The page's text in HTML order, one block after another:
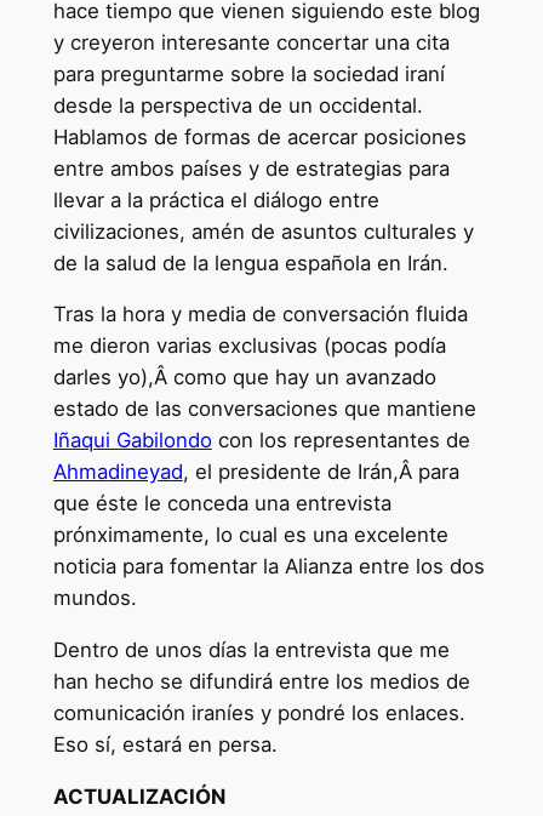
hace tiempo que vienen siguiendo este blog
y creyeron interesante concertar una cita
para preguntarme sobre la sociedad iraní
desde la perspectiva de un occidental.
Hablamos de formas de acercar posiciones
entre ambos países y de estrategias para
llevar a la práctica el diálogo entre
civilizaciones, amén de asuntos culturales y
de la salud de la lengua española en Irán.
Tras la hora y media de conversación fluida
me dieron varias exclusivas (pocas podía
darles yo),Â como que hay un avanzado
estado de las conversaciones que mantiene
Iñaqui Gabilondocon los representantes de
Ahmadineyad, el presidente de Irán,Â para
que éste le conceda una entrevista
prónximamente, lo cual es una excelente
noticia para fomentar la Alianza entre los dos
mundos.
Dentro de unos días la entrevista que me
han hecho se difundirá entre los medios de
comunicación iraníes y pondré los enlaces.
Eso sí, estará en persa.
ACTUALIZACIÓN